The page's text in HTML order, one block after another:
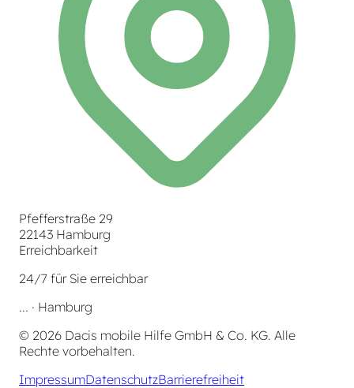
Pfefferstraße 29
22143 Hamburg
Erreichbarkeit
24/7 für Sie erreichbar
... · Hamburg
© 2026 Dacis mobile Hilfe GmbH & Co. KG. Alle
Rechte vorbehalten.
ImpressumDatenschutzBarrierefreiheit